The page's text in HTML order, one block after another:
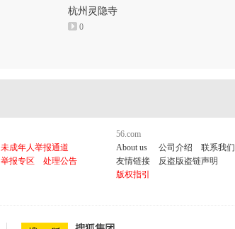
杭州灵隐寺
0
未成年人举报通道
举报专区
处理公告
56.com
About us
公司介绍 联系我们
友情链接
反盗版盗链声明
版权指引